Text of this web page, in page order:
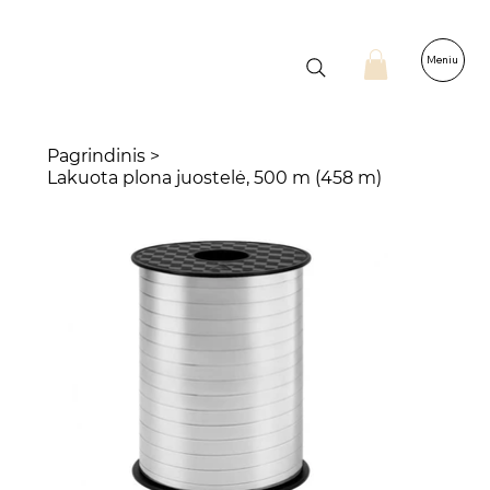
Meniu
Pagrindinis >
Lakuota plona juostelė, 500 m (458 m)